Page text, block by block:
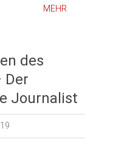
MEHR
des
Der
Journalist